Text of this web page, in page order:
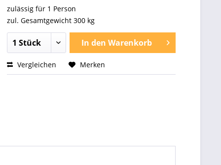
zulässig für 1 Person
zul. Gesamtgewicht 300 kg
In den Warenkorb
Vergleichen Merken